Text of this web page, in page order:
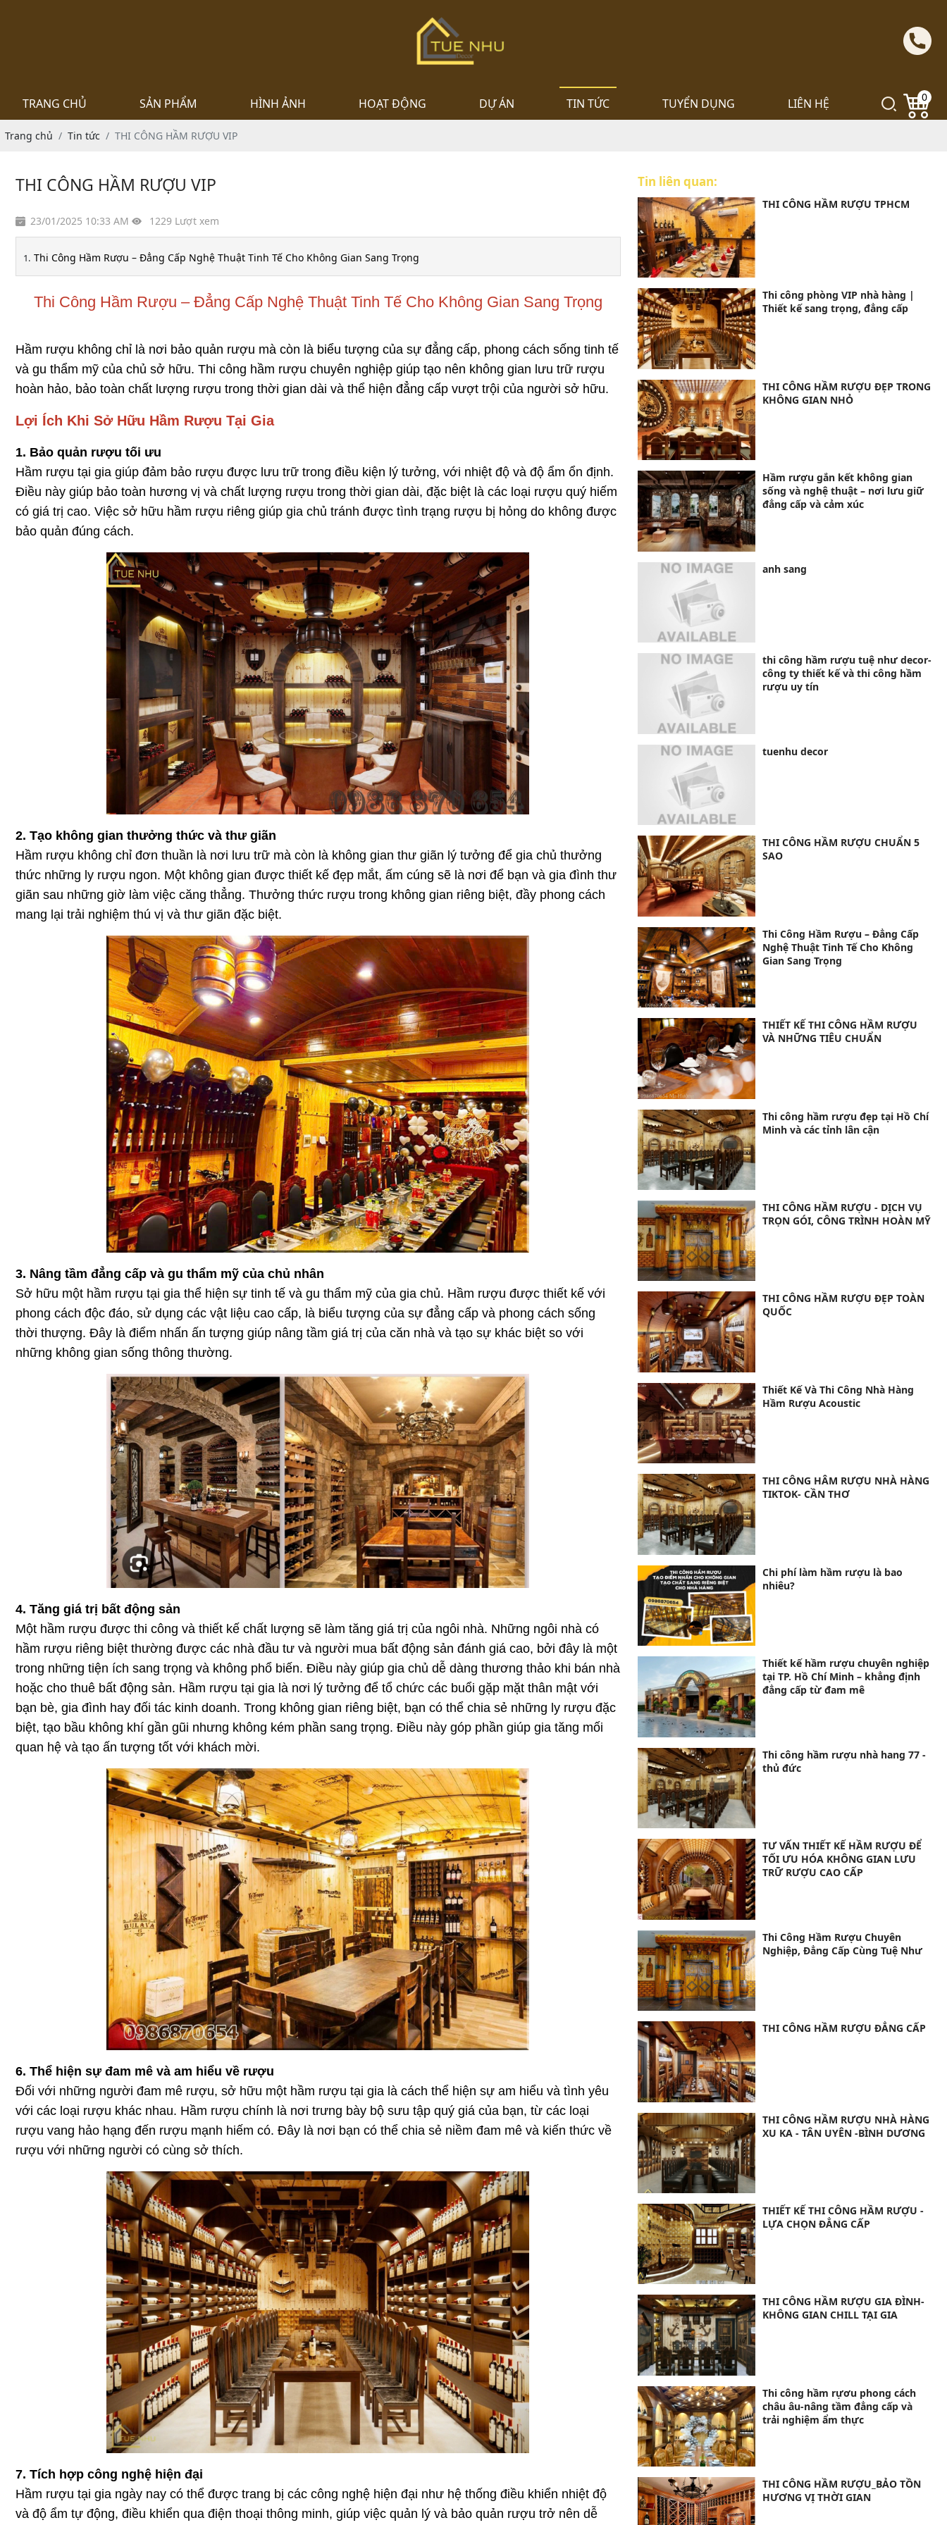
TRANG CHỦ SẢN PHẨM HÌNH ẢNH HOẠT ĐỘNG DỰ ÁN TIN TỨC TUYỂN DỤNG LIÊN HỆ 0
Trang chủ Tin tức THI CÔNG HẦM RƯỢU VIP
THI CÔNG HẦM RƯỢU VIP
23/01/2025 10:33 AM 1229 Lượt xem
Thi Công Hầm Rượu – Đẳng Cấp Nghệ Thuật Tinh Tế Cho Không Gian Sang Trọng
Thi Công Hầm Rượu – Đẳng Cấp Nghệ Thuật Tinh Tế Cho Không Gian Sang Trọng
Hầm rượu không chỉ là nơi bảo quản rượu mà còn là biểu tượng của sự đẳng cấp, phong cách sống tinh tế
và gu thẩm mỹ của chủ sở hữu. Thi công hầm rượu chuyên nghiệp giúp tạo nên không gian lưu trữ rượu
hoàn hảo, bảo toàn chất lượng rượu trong thời gian dài và thể hiện đẳng cấp vượt trội của người sở hữu.
Lợi Ích Khi Sở Hữu Hầm Rượu Tại Gia
1. Bảo quản rượu tối ưu
Hầm rượu tại gia giúp đảm bảo rượu được lưu trữ trong điều kiện lý tưởng, với nhiệt độ và độ ẩm ổn định.
Điều này giúp bảo toàn hương vị và chất lượng rượu trong thời gian dài, đặc biệt là các loại rượu quý hiếm
có giá trị cao. Việc sở hữu hầm rượu riêng giúp gia chủ tránh được tình trạng rượu bị hỏng do không được
bảo quản đúng cách.
2. Tạo không gian thưởng thức và thư giãn
Hầm rượu không chỉ đơn thuần là nơi lưu trữ mà còn là không gian thư giãn lý tưởng để gia chủ thưởng
thức những ly rượu ngon. Một không gian được thiết kế đẹp mắt, ấm cúng sẽ là nơi để bạn và gia đình thư
giãn sau những giờ làm việc căng thẳng. Thưởng thức rượu trong không gian riêng biệt, đầy phong cách
mang lại trải nghiệm thú vị và thư giãn đặc biệt.
3. Nâng tầm đẳng cấp và gu thẩm mỹ của chủ nhân
Sở hữu một hầm rượu tại gia thể hiện sự tinh tế và gu thẩm mỹ của gia chủ. Hầm rượu được thiết kế với
phong cách độc đáo, sử dụng các vật liệu cao cấp, là biểu tượng của sự đẳng cấp và phong cách sống
thời thượng. Đây là điểm nhấn ấn tượng giúp nâng tầm giá trị của căn nhà và tạo sự khác biệt so với
những không gian sống thông thường.
4. Tăng giá trị bất động sản
Một hầm rượu được thi công và thiết kế chất lượng sẽ làm tăng giá trị của ngôi nhà. Những ngôi nhà có
hầm rượu riêng biệt thường được các nhà đầu tư và người mua bất động sản đánh giá cao, bởi đây là một
trong những tiện ích sang trọng và không phổ biến. Điều này giúp gia chủ dễ dàng thương thảo khi bán nhà
hoặc cho thuê bất động sản. Hầm rượu tại gia là nơi lý tưởng để tổ chức các buổi gặp mặt thân mật với
bạn bè, gia đình hay đối tác kinh doanh. Trong không gian riêng biệt, bạn có thể chia sẻ những ly rượu đặc
biệt, tạo bầu không khí gần gũi nhưng không kém phần sang trọng. Điều này góp phần giúp gia tăng mối
quan hệ và tạo ấn tượng tốt với khách mời.
6. Thể hiện sự đam mê và am hiểu về rượu
Đối với những người đam mê rượu, sở hữu một hầm rượu tại gia là cách thể hiện sự am hiểu và tình yêu
với các loại rượu khác nhau. Hầm rượu chính là nơi trưng bày bộ sưu tập quý giá của bạn, từ các loại
rượu vang hảo hạng đến rượu mạnh hiếm có. Đây là nơi bạn có thể chia sẻ niềm đam mê và kiến thức về
rượu với những người có cùng sở thích.
7. Tích hợp công nghệ hiện đại
Hầm rượu tại gia ngày nay có thể được trang bị các công nghệ hiện đại như hệ thống điều khiển nhiệt độ
và độ ẩm tự động, điều khiển qua điện thoại thông minh, giúp việc quản lý và bảo quản rượu trở nên dễ
Tin liên quan:
THI CÔNG HẦM RƯỢU TPHCM
Thi công phòng VIP nhà hàng |
Thiết kế sang trọng, đẳng cấp
THI CÔNG HẦM RƯỢU ĐẸP TRONG
KHÔNG GIAN NHỎ
Hầm rượu gắn kết không gian
sống và nghệ thuật – nơi lưu giữ
đẳng cấp và cảm xúc
anh sang
thi công hầm rượu tuệ như decor-
công ty thiết kế và thi công hầm
rượu uy tín
tuenhu decor
THI CÔNG HẦM RƯỢU CHUẨN 5
SAO
Thi Công Hầm Rượu – Đẳng Cấp
Nghệ Thuật Tinh Tế Cho Không
Gian Sang Trọng
THIẾT KẾ THI CÔNG HẦM RƯỢU
VÀ NHỮNG TIÊU CHUẨN
Thi công hầm rượu đẹp tại Hồ Chí
Minh và các tỉnh lân cận
THI CÔNG HẦM RƯỢU - DỊCH VỤ
TRỌN GÓI, CÔNG TRÌNH HOÀN MỸ
THI CÔNG HẦM RƯỢU ĐẸP TOÀN
QUỐC
Thiết Kế Và Thi Công Nhà Hàng
Hầm Rượu Acoustic
THI CÔNG HÂM RƯỢU NHÀ HÀNG
TIKTOK- CẦN THƠ
Chi phí làm hầm rượu là bao
nhiêu?
Thiết kế hầm rượu chuyên nghiệp
tại TP. Hồ Chí Minh – khẳng định
đẳng cấp từ đam mê
Thi công hầm rượu nhà hang 77 -
thủ đức
TƯ VẤN THIẾT KẾ HẦM RƯỢU ĐỂ
TỐI ƯU HÓA KHÔNG GIAN LƯU
TRỮ RƯỢU CAO CẤP
Thi Công Hầm Rượu Chuyên
Nghiệp, Đẳng Cấp Cùng Tuệ Như
THI CÔNG HẦM RƯỢU ĐẲNG CẤP
THI CÔNG HẦM RƯỢU NHÀ HÀNG
XU KA - TÂN UYÊN -BÌNH DƯƠNG
THIẾT KẾ THI CÔNG HẦM RƯỢU -
LỰA CHỌN ĐẲNG CẤP
THI CÔNG HẦM RƯỢU GIA ĐÌNH-
KHÔNG GIAN CHILL TẠI GIA
Thi công hầm rựơu phong cách
châu âu-nâng tầm đẳng cấp và
trải nghiệm ẩm thực
THI CÔNG HẦM RƯỢU_BẢO TỒN
HƯƠNG VỊ THỜI GIAN